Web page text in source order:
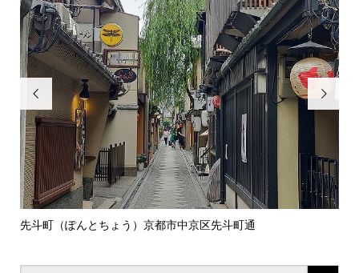

先斗町（ぽんとちょう）京都市中京区先斗町通
